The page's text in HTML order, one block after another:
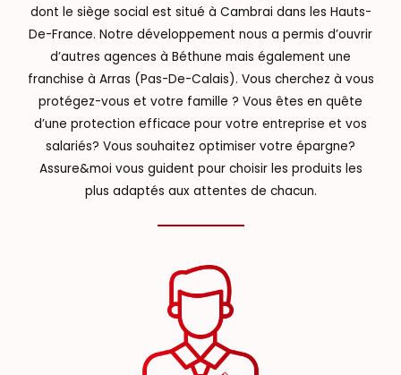
dont le siège social est situé à Cambrai dans les Hauts-
De-France. Notre développement nous a permis d’ouvrir
d’autres agences à Béthune mais également une
franchise à Arras (Pas-De-Calais). Vous cherchez à vous
protégez-vous et votre famille ? Vous êtes en quête
d’une protection efficace pour votre entreprise et vos
salariés? Vous souhaitez optimiser votre épargne?
Assure&moi vous guident pour choisir les produits les
plus adaptés aux attentes de chacun.